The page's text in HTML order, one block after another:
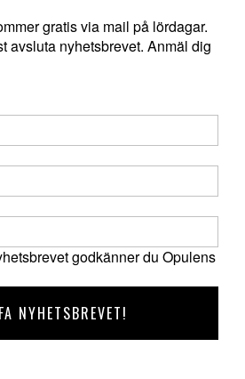
gratis via mail på lördagar.
avsluta nyhetsbrevet. Anmäl dig
godkänner du Opulens